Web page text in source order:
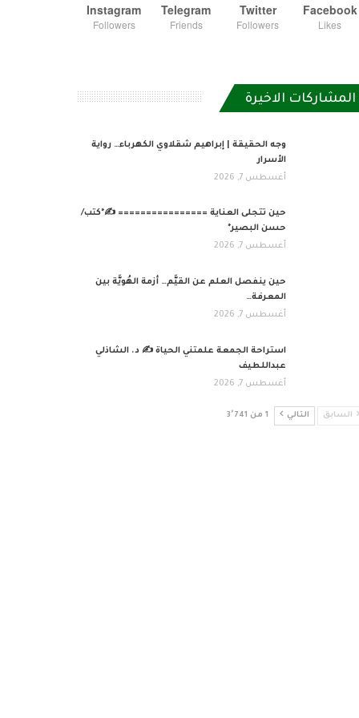
Facebook
Likes
Twitter
Followers
Telegram
Friends
Instagram
Followers
المشاركات الاخيرة
وجه الحقيقة | إبراهيم شقلاوي الكهرباء… رواية
الأسرار
أغسطس 7, 2026
حين تتجلى العناية ================ ✍️*كتب/
حسن البصير*
أغسطس 7, 2026
حين ينفصل العلم عن القيَّم… أزمة الهُويَّة بين
المعرفة…
أغسطس 7, 2026
استراحة الجمعة علمتني الحياة ✍️ د. الشاذلي
عبداللطيف
أغسطس 7, 2026
السابق التالي 1 من 3٬741